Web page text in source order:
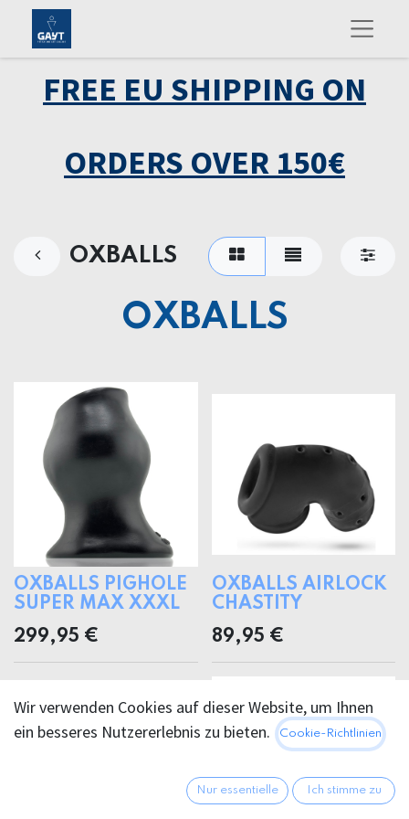
FREE EU SHIPPING ON
ORDERS OVER 150€
OXBALLS
OXBALLS
OXBALLS PIGHOLE
SUPER MAX XXXL
299,95 €
OXBALLS AIRLOCK
CHASTITY
89,95 €
Wir verwenden Cookies auf dieser Website, um Ihnen
ein besseres Nutzererlebnis zu bieten.
Cookie-Richtlinien
Nur essentielle Ich stimme zu